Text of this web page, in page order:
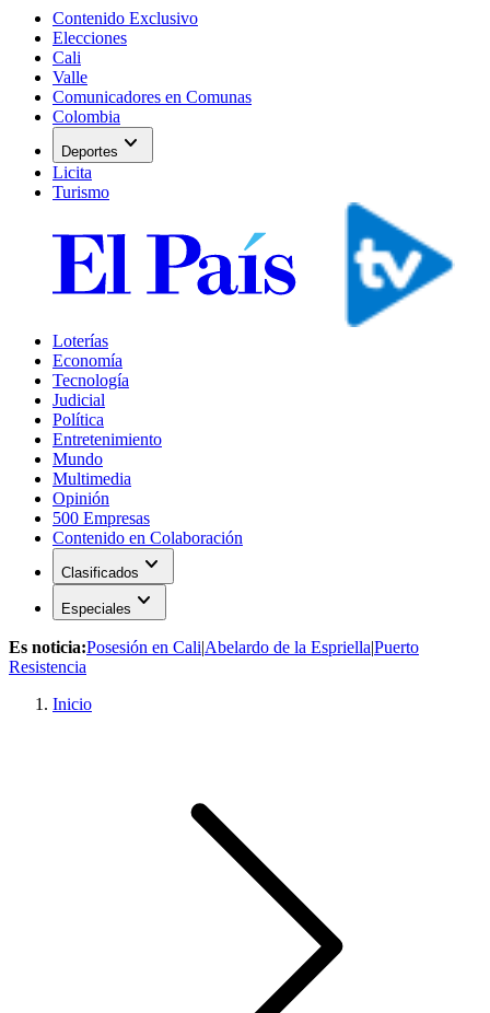
Contenido Exclusivo
Elecciones
Cali
Valle
Comunicadores en Comunas
Colombia
Deportes expand_more
Licita
Turismo
Loterías
Economía
Tecnología
Judicial
Política
Entretenimiento
Mundo
Multimedia
Opinión
500 Empresas
Contenido en Colaboración
Clasificados expand_more
Especiales expand_more
Es noticia:Posesión en Cali|Abelardo de la Espriella|Puerto
Resistencia
Inicio